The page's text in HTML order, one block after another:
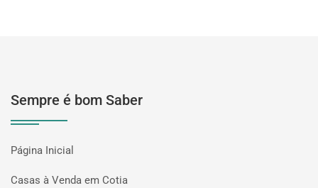
Sempre é bom Saber
Página Inicial
Casas à Venda em Cotia